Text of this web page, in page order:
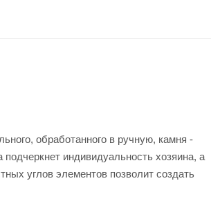
обработанного в ручную, камня -
индивидуальность хозяина, а
углов элементов позволит создать